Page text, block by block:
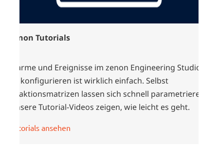
zenon Tutorials
Alarme und Ereignisse im zenon Engineering Studio
zu konfigurieren ist wirklich einfach. Selbst
Reaktionsmatrizen lassen sich schnell parametrieren.
Unsere Tutorial-Videos zeigen, wie leicht es geht.
Tutorials ansehen